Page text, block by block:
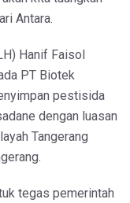
Antara.
Hanif Faisol
PT Biotek
pestisida
dengan luasan
Tangerang
tegas pemerintah